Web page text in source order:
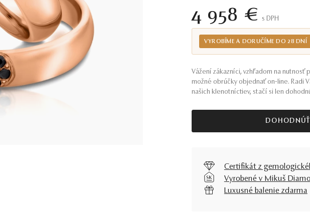
4 958 € S DPH
VYROBÍME A DORUČÍME DO 28 DNÍ
Vážení zákazníci, vzhľadom na nutnosť
možné obrúčky objednať on-line. Radi
našich klenotníctiev, stačí si len
DOHODNÚŤ
Certifikát z
Vyrobené v Mikuš
Luxusné balenie zdarma